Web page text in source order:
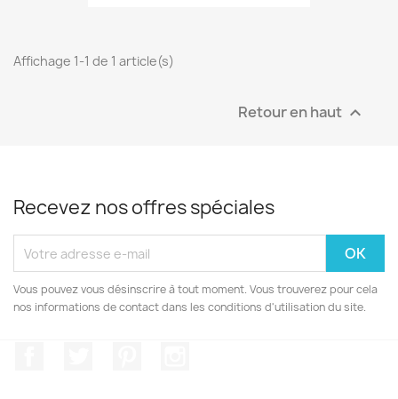
Affichage 1-1 de 1 article(s)
Retour en haut 
Recevez nos offres spéciales
Vous pouvez vous désinscrire à tout moment. Vous trouverez pour cela
nos informations de contact dans les conditions d'utilisation du site.